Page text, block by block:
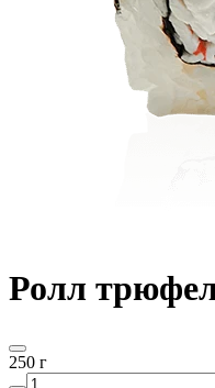
Ролл
250 г